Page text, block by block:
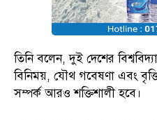
তিনি বলেন, দুই দেশের
বিনিময়, যৌথ গবেষণা এবং
সম্পর্ক আরও শক্তিশালী হবে।